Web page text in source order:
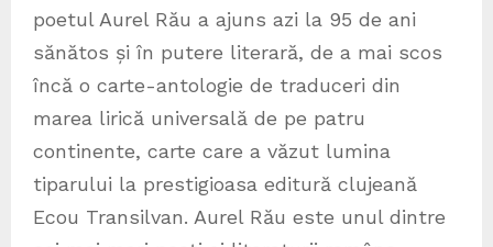
poetul Aurel Rău a ajuns azi la 95 de ani
sănătos și în putere literară, de a mai scos
încă o carte-antologie de traduceri din
marea lirică universală de pe patru
continente, carte care a văzut lumina
tiparului la prestigioasa editură clujeană
Ecou Transilvan. Aurel Rău este unul dintre